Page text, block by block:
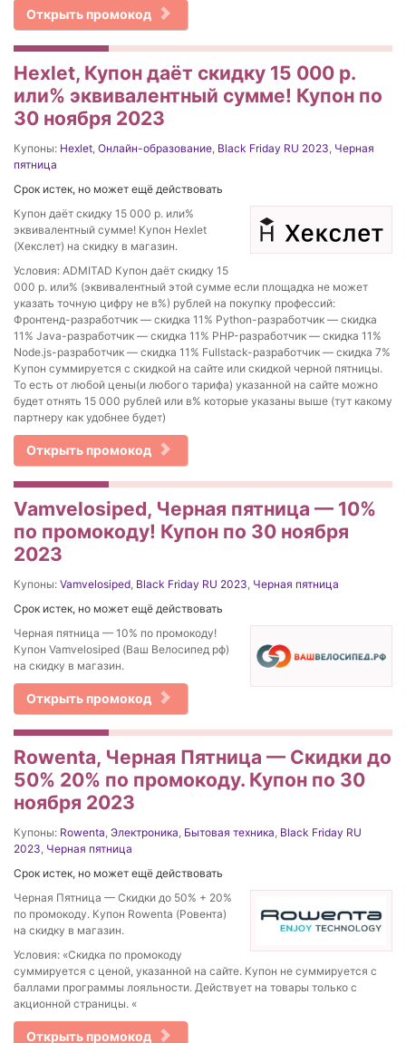
Открыть промокод
Hexlet, Купон даёт скидку 15 000 р.
или% эквивалентный сумме! Купон по
30 ноября 2023
Купоны: Hexlet, Онлайн-образование, Black Friday RU 2023, Черная
пятница
Срок истек, но может ещё действовать
Купон даёт скидку 15 000 р. или%
эквивалентный сумме! Купон Hexlet
(Хекслет) на скидку в магазин.
Условия: ADMITAD Купон даёт скидку 15
000 р. или% (эквивалентный этой сумме если площадка не может
указать точную цифру не в%) рублей на покупку профессий:
Фронтенд-разработчик — скидка 11% Python-разработчик — скидка
11% Java-разработчик — скидка 11% PHP-разработчик — скидка 11%
Node.js-разработчик — скидка 11% Fullstack-разработчик — скидка 7%
Купон суммируется с скидкой на сайте или скидкой черной пятницы.
То есть от любой цены(и любого тарифа) указанной на сайте можно
будет отнять 15 000 рублей или в% которые указаны выше (тут какому
партнеру как удобнее будет)
Открыть промокод
Vamvelosiped, Черная пятница — 10%
по промокоду! Купон по 30 ноября
2023
Купоны: Vamvelosiped, Black Friday RU 2023, Черная пятница
Срок истек, но может ещё действовать
Черная пятница — 10% по промокоду!
Купон Vamvelosiped (Ваш Велосипед рф)
на скидку в магазин.
Открыть промокод
Rowenta, Черная Пятница — Скидки до
50% 20% по промокоду. Купон по 30
ноября 2023
Купоны: Rowenta, Электроника, Бытовая техника, Black Friday RU
2023, Черная пятница
Срок истек, но может ещё действовать
Черная Пятница — Скидки до 50% + 20%
по промокоду. Купон Rowenta (Ровента)
на скидку в магазин.
Условия: «Скидка по промокоду
суммируется с ценой, указанной на сайте. Купон не суммируется с
баллами программы лояльности. Действует на товары только с
акционной страницы. «
Открыть промокод